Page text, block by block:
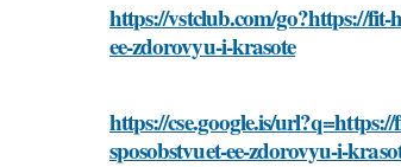
https://vstclub.com/go?https://
ee-zdorovyu-i-krasote
https://cse.google.is/
sposobstvuet-ee-zdorovyu-i-